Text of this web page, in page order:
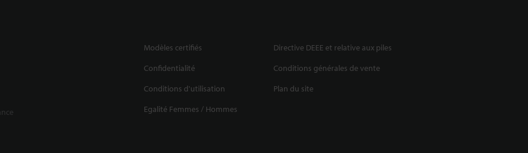
Modèles certifiés
Directive DEEE et relative aux piles
Confidentialité
Conditions générales de vente
Conditions d'utilisation
Plan du site
Egalité Femmes / Hommes